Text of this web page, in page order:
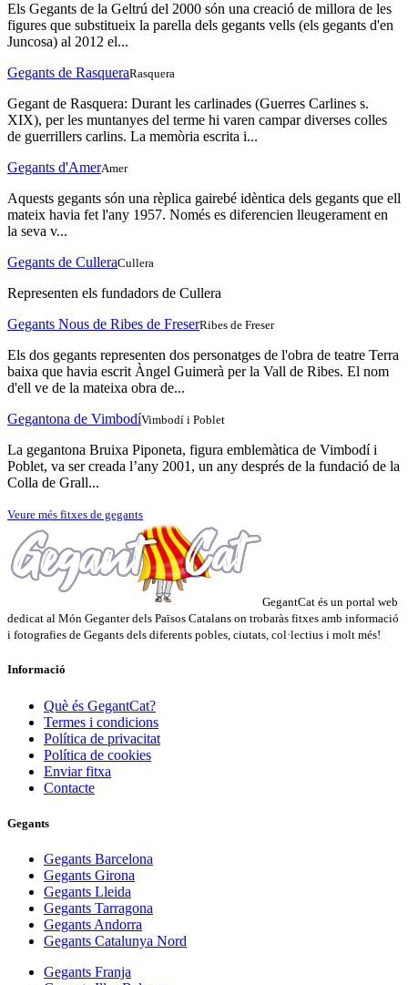
Els Gegants de la Geltrú del 2000 són una creació de millora de les
figures que substitueix la parella dels gegants vells (els gegants d'en
Juncosa) al 2012 el...
Gegants de RasqueraRasquera
Gegant de Rasquera: Durant les carlinades (Guerres Carlines s.
XIX), per les muntanyes del terme hi varen campar diverses colles
de guerrillers carlins. La memòria escrita i...
Gegants d'AmerAmer
Aquests gegants són una rèplica gairebé idèntica dels gegants que ell
mateix havia fet l'any 1957. Només es diferencien lleugerament en
la seva v...
Gegants de CulleraCullera
Representen els fundadors de Cullera
Gegants Nous de Ribes de FreserRibes de Freser
Els dos gegants representen dos personatges de l'obra de teatre Terra
baixa que havia escrit Àngel Guimerà per la Vall de Ribes. El nom
d'ell ve de la mateixa obra de...
Gegantona de VimbodíVimbodí i Poblet
La gegantona Bruixa Piponeta, figura emblemàtica de Vimbodí i
Poblet, va ser creada l’any 2001, un any després de la fundació de la
Colla de Grall...
Veure més fitxes de gegants
GegantCat és un portal web
dedicat al Món Geganter dels Països Catalans on trobaràs fitxes amb informació
i fotografies de Gegants dels diferents pobles, ciutats, col·lectius i molt més!
Informació
Què és GegantCat?
Termes i condicions
Política de privacitat
Política de cookies
Enviar fitxa
Contacte
Gegants
Gegants Barcelona
Gegants Girona
Gegants Lleida
Gegants Tarragona
Gegants Andorra
Gegants Catalunya Nord
Gegants Franja